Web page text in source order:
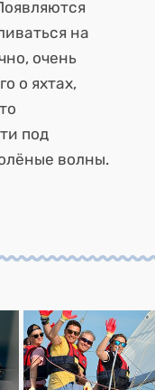
на
очень
о яхтах,
под
волны.